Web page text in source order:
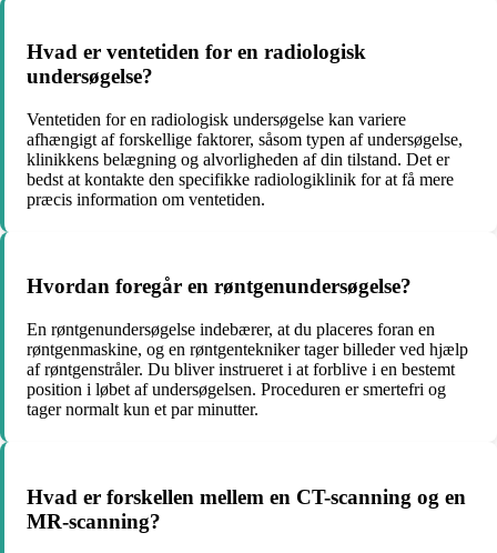
Hvad er ventetiden for en radiologisk
undersøgelse?
Ventetiden for en radiologisk undersøgelse kan variere
afhængigt af forskellige faktorer, såsom typen af undersøgelse,
klinikkens belægning og alvorligheden af ​​din tilstand. Det er
bedst at kontakte den specifikke radiologiklinik for at få mere
præcis information om ventetiden.
Hvordan foregår en røntgenundersøgelse?
En røntgenundersøgelse indebærer, at du placeres foran en
røntgenmaskine, og en røntgentekniker tager billeder ved hjælp
af røntgenstråler. Du bliver instrueret i at forblive i en bestemt
position i løbet af undersøgelsen. Proceduren er smertefri og
tager normalt kun et par minutter.
Hvad er forskellen mellem en CT-scanning og en
MR-scanning?